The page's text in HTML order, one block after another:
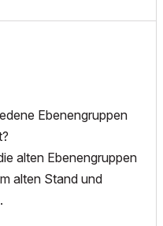
Ebenengruppen
alten Ebenengruppen
alten Stand und